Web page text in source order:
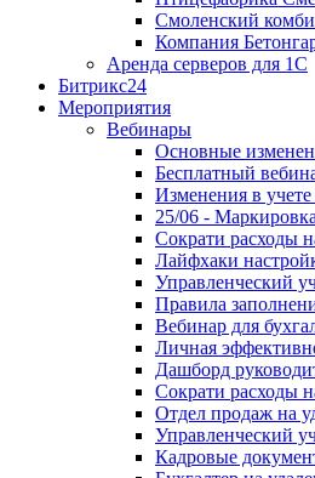
Смоленский
Компания
Аренда серверов для 1С
Битрикс24
Мероприятия
Вебинары
Основные
Бесплатный
Изменения в
25/06 -
Сократи расходы
Лайфхаки
Управленческий
Правила
Вебинар для
Личная
Дашборд
Сократи расходы
Отдел продаж на
Управленческий
Кадровые